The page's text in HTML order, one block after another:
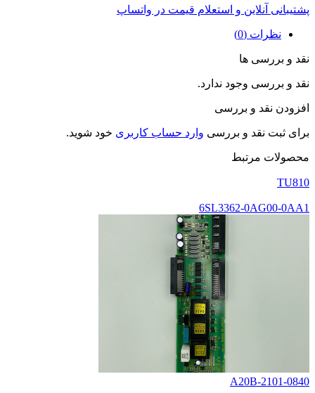
پشتیبانی آنلاین و استعلام قیمت در واتساپ
نظرات (0)
نقد و بررسی ها
نقد و بررسی وجود ندارد.
افزودن نقد و بررسی
برای ثبت نقد و بررسی وارد حساب کاربری خود شوید.
محصولات مرتبط
TU810
6SL3362-0AG00-0AA1
A20B-2101-0840